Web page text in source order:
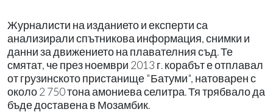
Журналисти на изданието и експерти са
анализирали спътникова информация, снимки и
данни за движението на плавателния съд. Те
смятат, че през ноември 2013 г. корабът е отплавал
от грузинското пристанище "Батуми", натоварен с
около 2 750 тона амониева селитра. Тя трябвало да
бъде доставена в Мозамбик.